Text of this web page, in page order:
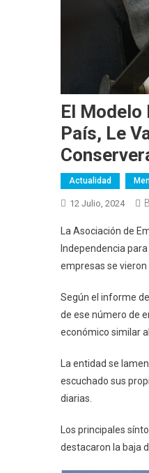
El Modelo
País, Le
Actualidad
12 Julio, 2024
La Asociación de
Independencia
empresas se vieron
Según el informe
de ese número de
económico similar
La entidad se
escuchado sus
diarias.
Los principales
destacaron la baja